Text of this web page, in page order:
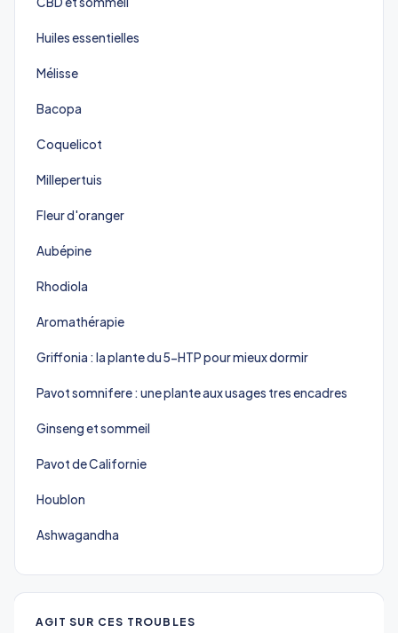
Huiles essentielles
Mélisse
Bacopa
Coquelicot
Millepertuis
Fleur d'oranger
Aubépine
Rhodiola
Aromathérapie
Griffonia : la plante du 5-HTP pour mieux dormir
Pavot somnifere : une plante aux usages tres encadres
Ginseng et sommeil
Pavot de Californie
Houblon
Ashwagandha
AGIT SUR CES TROUBLES